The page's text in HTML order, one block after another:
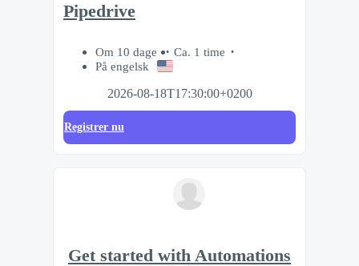
Pipedrive
Om 10 dage
Ca. 1 time
På engelsk
2026-08-18T17:30:00+0200
Registrer nu
Get started with Automations